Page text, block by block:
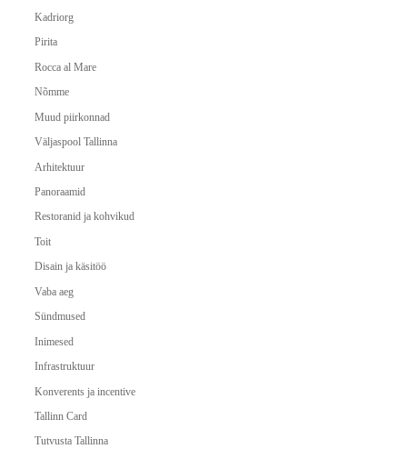
Kadriorg
Pirita
Rocca al Mare
Nõmme
Muud piirkonnad
Väljaspool Tallinna
Arhitektuur
Panoraamid
Restoranid ja kohvikud
Toit
Disain ja käsitöö
Vaba aeg
Sündmused
Inimesed
Infrastruktuur
Konverents ja incentive
Tallinn Card
Tutvusta Tallinna